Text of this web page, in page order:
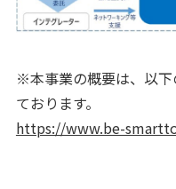
※本事業の概要は、以
ております。
https://www.be-